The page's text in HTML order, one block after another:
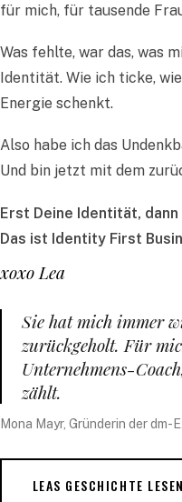
für mich, für tausende
Was fehlte, war das, was
Identität. Wie ich ticke,
Energie schenkt.
Also habe ich das
Und bin jetzt mit dem
Erst Deine Identität, dann
Das ist Identity First
xoxo Lea
Sie hat mich immer
zurückgeholt. Für
Unternehmens-
zählt.
Mona Mayr, Gründerin der
LEAS GESCHICHTE LESEN